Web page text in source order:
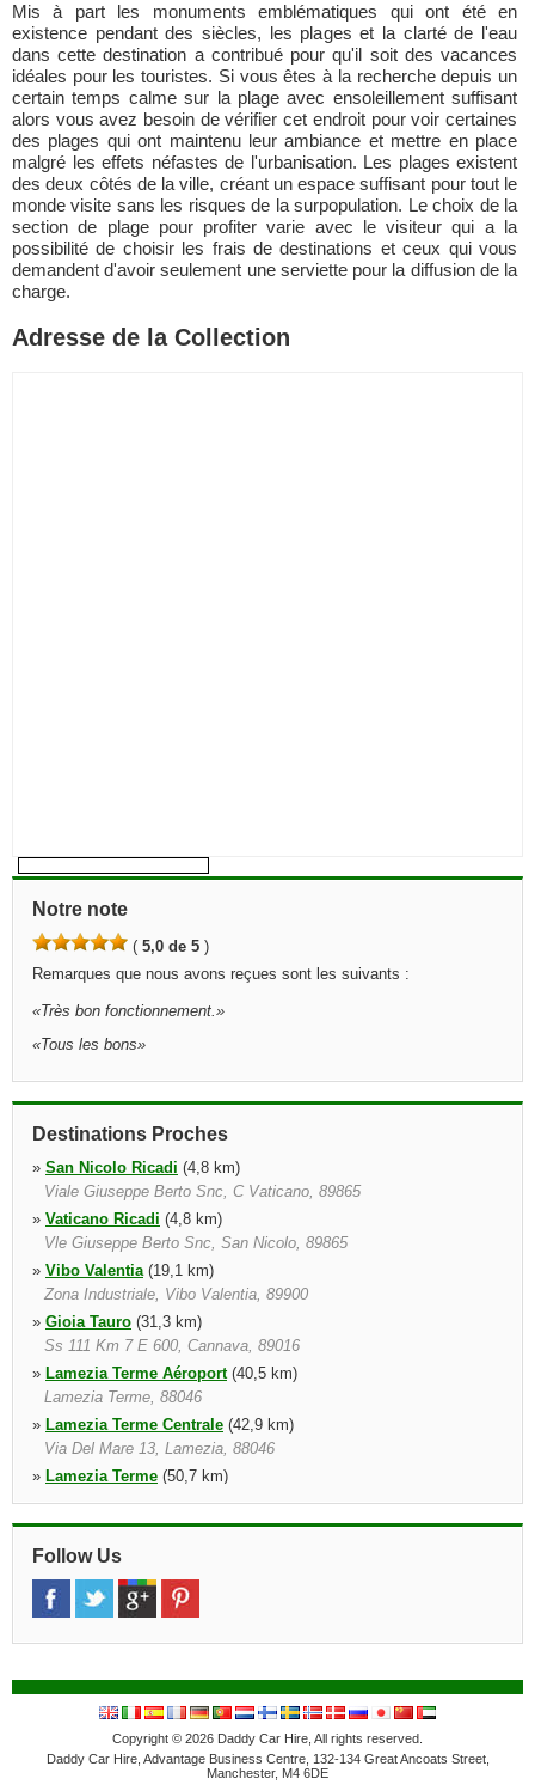
Mis à part les monuments emblématiques qui ont été en
existence pendant des siècles, les plages et la clarté de l'eau
dans cette destination a contribué pour qu'il soit des vacances
idéales pour les touristes. Si vous êtes à la recherche depuis un
certain temps calme sur la plage avec ensoleillement suffisant
alors vous avez besoin de vérifier cet endroit pour voir certaines
des plages qui ont maintenu leur ambiance et mettre en place
malgré les effets néfastes de l'urbanisation. Les plages existent
des deux côtés de la ville, créant un espace suffisant pour tout le
monde visite sans les risques de la surpopulation. Le choix de la
section de plage pour profiter varie avec le visiteur qui a la
possibilité de choisir les frais de destinations et ceux qui vous
demandent d'avoir seulement une serviette pour la diffusion de la
charge.
Adresse de la Collection
Notre note
( 5,0 de 5 )
Remarques que nous avons reçues sont les suivants :
«Très bon fonctionnement.»
«Tous les bons»
Destinations Proches
» San Nicolo Ricadi (4,8 km)
Viale Giuseppe Berto Snc, C Vaticano, 89865
» Vaticano Ricadi (4,8 km)
Vle Giuseppe Berto Snc, San Nicolo, 89865
» Vibo Valentia(19,1 km)
Zona Industriale, Vibo Valentia, 89900
» Gioia Tauro (31,3 km)
Ss 111 Km 7 E 600, Cannava, 89016
» Lamezia Terme Aéroport(40,5 km)
Lamezia Terme, 88046
» Lamezia Terme Centrale (42,9 km)
Via Del Mare 13, Lamezia, 88046
» Lamezia Terme (50,7 km)
Via Umberto Boccioni 1/3, Off Airport Location, Lamezia Terme,
88040
Follow Us
Copyright © 2026 Daddy Car Hire, All rights reserved.
Daddy Car Hire, Advantage Business Centre, 132-134 Great Ancoats Street,
Manchester, M4 6DE